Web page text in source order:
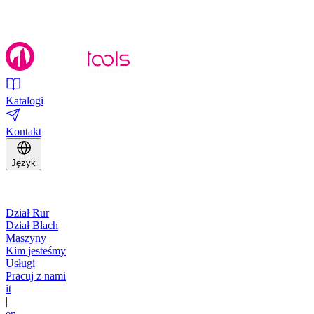
Katalogi
Kontakt
Język
Dział Rur
Dział Blach
Maszyny
Kim jesteśmy
Usługi
Pracuj z nami
it
|